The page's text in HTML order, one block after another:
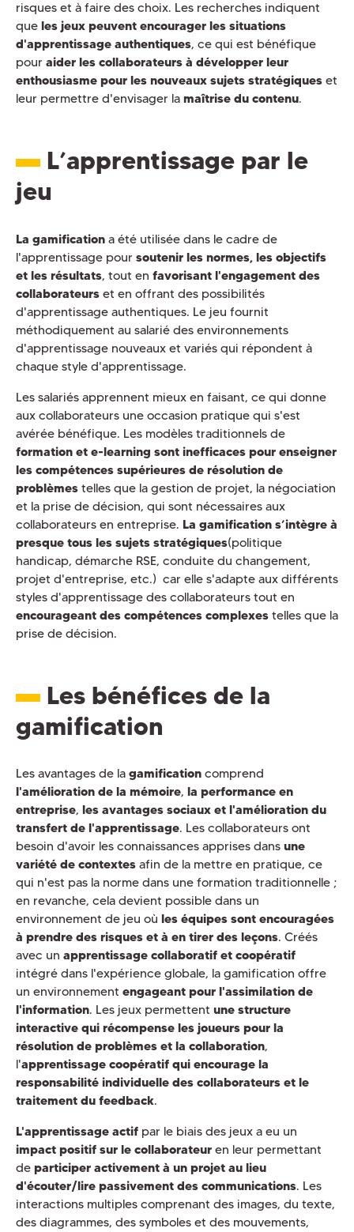
risques et à faire des choix. Les recherches indiquent
que les jeux peuvent encourager les situations
d'apprentissage authentiques, ce qui est bénéfique
pour aider les collaborateurs à développer leur
enthousiasme pour les nouveaux sujets stratégiqueset
leur permettre d'envisager la maîtrise du contenu.
L’apprentissage par le
jeu
La gamificationa été utilisée dans le cadre de
l'apprentissage pour soutenir les normes, les objectifs
et les résultats, tout en favorisant l'engagement des
collaborateurs et en offrant des possibilités
d'apprentissage authentiques. Le jeu fournit
méthodiquement au salarié des environnements
d'apprentissage nouveaux et variés qui répondent à
chaque style d'apprentissage.
Les salariés apprennent mieux en faisant, ce qui donne
aux collaborateurs une occasion pratique qui s'est
avérée bénéfique. Les modèles traditionnels de
formation et e-learning sont inefficaces pour enseigner
les compétences supérieures de résolution de
problèmestelles que la gestion de projet, la négociation
et la prise de décision, qui sont nécessaires aux
collaborateurs en entreprise. La gamification s’intègre à
presque tous les sujets stratégiques(politique
handicap, démarche RSE, conduite du changement,
projet d'entreprise, etc.) car elle s'adapte aux différents
styles d'apprentissage des collaborateurs tout en
encourageant des compétences complexestelles que la
prise de décision.
Les bénéfices de la
gamification
Les avantages de la gamificationcomprend
l'amélioration de la mémoire, la performance en
entreprise, les avantages sociaux et l'amélioration du
transfert de l'apprentissage. Les collaborateurs ont
besoin d'avoir les connaissances apprises dans une
variété de contextesafin de la mettre en pratique, ce
qui n'est pas la norme dans une formation traditionnelle ;
en revanche, cela devient possible dans un
environnement de jeu où les équipes sont encouragées
à prendre des risques et à en tirer des leçons. Créés
avec un apprentissage collaboratif et coopératif
intégré dans l'expérience globale, la gamification offre
un environnement engageant pour l'assimilation de
l'information. Les jeux permettent une structure
interactive qui récompense les joueurs pour la
résolution de problèmes et la collaboration,
l'apprentissage coopératif qui encourage la
responsabilité individuelle des collaborateurs et le
traitement du feedback.
L'apprentissage actif par le biais des jeux a eu un
impact positif sur le collaborateur en leur permettant
de participer activement à un projet au lieu
d'écouter/lire passivement des communications. Les
interactions multiples comprenant des images, du texte,
des diagrammes, des symboles et des mouvements,